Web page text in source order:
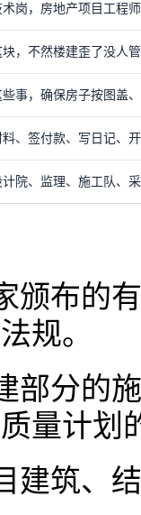
岗，房地产项目工程师
，不然楼建歪了没人
事，确保房子按图盖
、签付款、写日记、
院、监理、施工队、
颁布的
规。
部分的
量计划
建筑、